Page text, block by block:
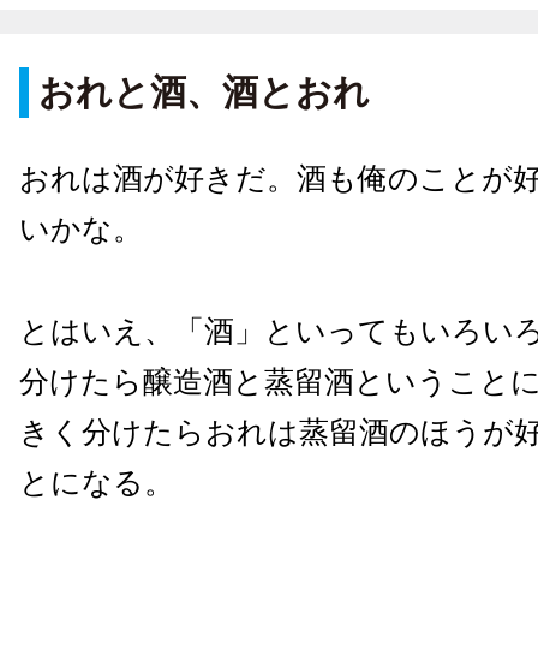
おれと酒、酒とおれ
おれは酒が好きだ。酒も俺のことが
いかな。
とはいえ、「酒」といってもいろい
分けたら醸造酒と蒸留酒ということ
きく分けたらおれは蒸留酒のほうが
とになる。